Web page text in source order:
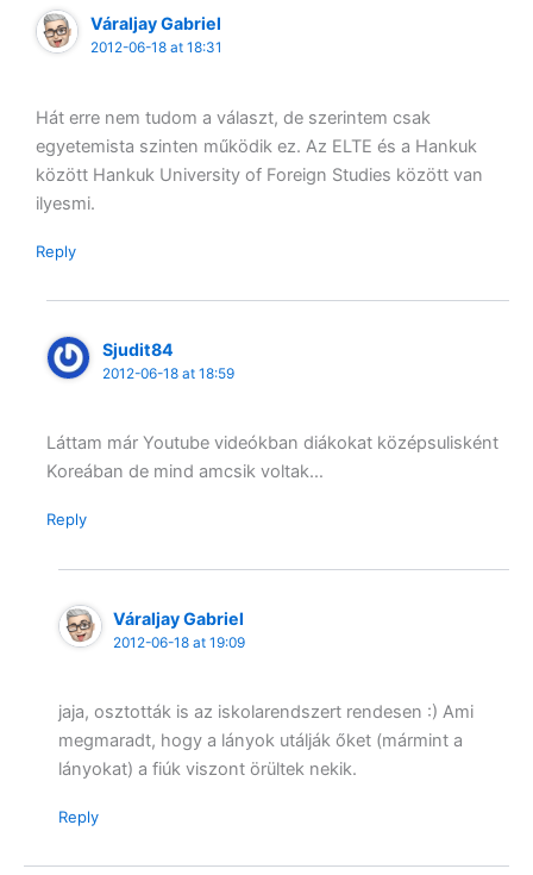
Váraljay Gabriel
2012-06-18 at 18:31
Hát erre nem tudom a választ, de szerintem csak
egyetemista szinten működik ez. Az ELTE és a Hankuk
között Hankuk University of Foreign Studies között van
ilyesmi.
Reply
Sjudit84
2012-06-18 at 18:59
Láttam már Youtube videókban diákokat középsulisként
Koreában de mind amcsik voltak…
Reply
Váraljay Gabriel
2012-06-18 at 19:09
jaja, osztották is az iskolarendszert rendesen :) Ami
megmaradt, hogy a lányok utálják őket (mármint a
lányokat) a fiúk viszont örültek nekik.
Reply